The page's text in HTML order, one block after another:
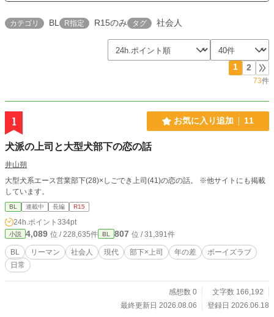
カテゴリ BL R指定 R15のみ タグ 社会人
1 2
73件
1 お気に入り追加 11
犬派の上司と大型犬部下の恋の話
井山朔
大型犬系エース営業部下(28)×しごでき上司(41)の恋の話。 ※他サイトにも掲載
しています。
BL 連載中 長編 R15
24h.ポイント 334pt
小説 4,089 位 / 228,635件 BL 807 位 / 31,391件
BL リーマン 社会人 現代 部下×上司 年の差
ボーイズラブ
日常
感想数 0
文字数 166,192
最終更新日 2026.08.06
登録日 2026.06.18